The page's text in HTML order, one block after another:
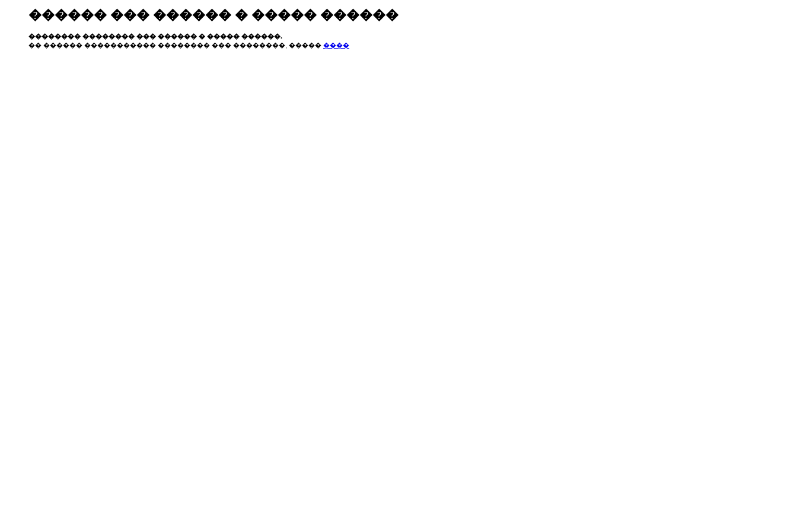
������ ��� ������ � ����� ������
�������� �������� ��� ������ � ����� ������.
�� ������ ����������� �������� ��� ��������, ����� ����